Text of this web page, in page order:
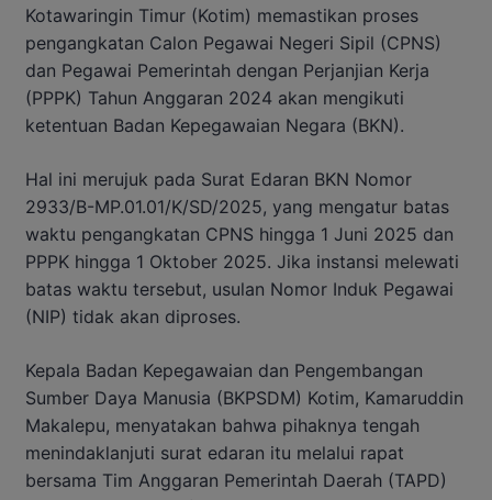
Kotawaringin Timur (Kotim) memastikan proses
pengangkatan Calon Pegawai Negeri Sipil (CPNS)
dan Pegawai Pemerintah dengan Perjanjian Kerja
(PPPK) Tahun Anggaran 2024 akan mengikuti
ketentuan Badan Kepegawaian Negara (BKN).
Hal ini merujuk pada Surat Edaran BKN Nomor
2933/B-MP.01.01/K/SD/2025, yang mengatur batas
waktu pengangkatan CPNS hingga 1 Juni 2025 dan
PPPK hingga 1 Oktober 2025. Jika instansi melewati
batas waktu tersebut, usulan Nomor Induk Pegawai
(NIP) tidak akan diproses.
Kepala Badan Kepegawaian dan Pengembangan
Sumber Daya Manusia (BKPSDM) Kotim, Kamaruddin
Makalepu, menyatakan bahwa pihaknya tengah
menindaklanjuti surat edaran itu melalui rapat
bersama Tim Anggaran Pemerintah Daerah (TAPD)